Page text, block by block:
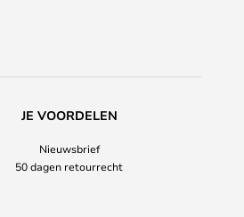
JE VOORDELEN
Nieuwsbrief
50 dagen retourrecht